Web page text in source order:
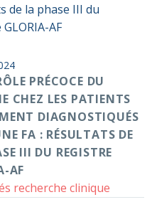
PRÉCOCE DU
CHEZ LES PATIENTS
DIAGNOSTIQUÉS
FA : RÉSULTATS DE
III DU REGISTRE
AF
recherche clinique